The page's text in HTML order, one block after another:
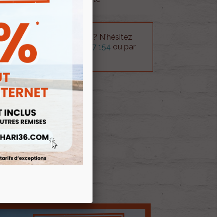
technique sur le produit ? N'hésitez
technique au
0254 277 154 ou par